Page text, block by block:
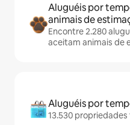
Aluguéis por
animais de
Encontre 2.280
aceitam animais de
Aluguéis por
13.530